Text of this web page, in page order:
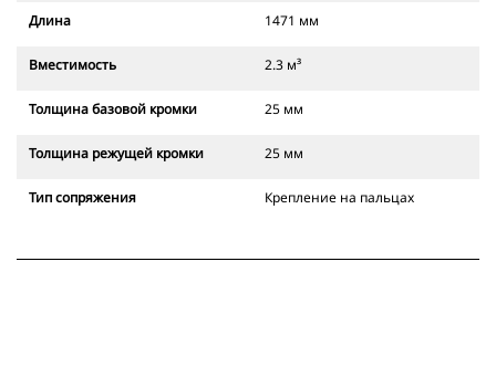
Длина 1471 мм
Вместимость 2.3 м³
Толщина базовой кромки 25 мм
Толщина режущей кромки 25 мм
Тип сопряжения Крепление на пальцах